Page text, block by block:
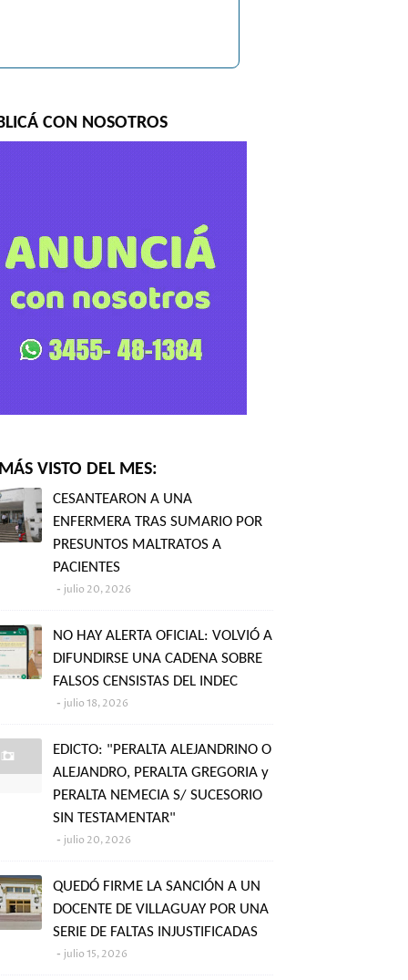
CON NOSOTROS
VISTO DEL MES:
CESANTEARON A UNA
ENFERMERA TRAS SUMARIO POR
PRESUNTOS MALTRATOS A
PACIENTES
julio 20, 2026
NO HAY ALERTA OFICIAL: VOLVIÓ A
DIFUNDIRSE UNA CADENA SOBRE
FALSOS CENSISTAS DEL INDEC
julio 18, 2026
EDICTO: "PERALTA ALEJANDRINO O
ALEJANDRO, PERALTA GREGORIA y
PERALTA NEMECIA S/ SUCESORIO
SIN TESTAMENTAR"
julio 20, 2026
QUEDÓ FIRME LA SANCIÓN A UN
DOCENTE DE VILLAGUAY POR UNA
SERIE DE FALTAS INJUSTIFICADAS
julio 15, 2026